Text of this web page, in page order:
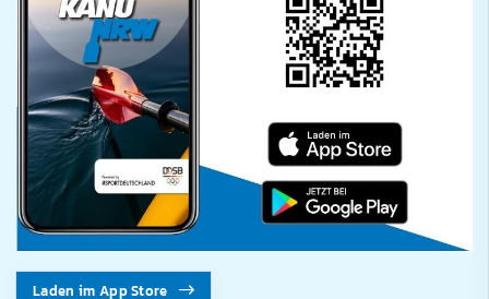
Laden im App Store